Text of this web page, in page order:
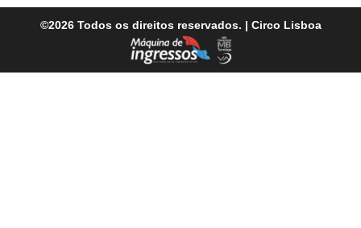
©2026 Todos os direitos reservados. | Circo Lisboa